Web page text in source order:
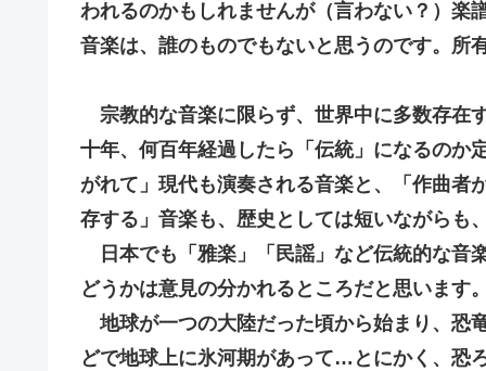
われるのかもしれませんが（言わない？）楽
音楽は、誰のものでもないと思うのです。所
宗教的な音楽に限らず、世界中に多数存在
十年、何百年経過したら「伝統」になるのか
がれて」現代も演奏される音楽と、「作曲者
存する」音楽も、歴史としては短いながらも
日本でも「雅楽」「民謡」など伝統的な音
どうかは意見の分かれるところだと思います。
地球が一つの大陸だった頃から始まり、恐
どで地球上に氷河期があって…とにかく、恐